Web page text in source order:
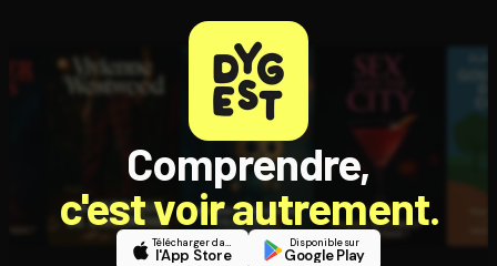
Comprendre,
c'est voir autrement.
Télécharger dans
l'App Store
Disponible sur
Google Play